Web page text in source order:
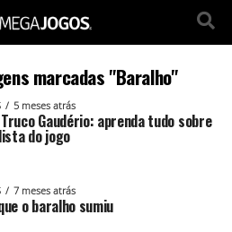
marcadas "Baralho"
5 meses atrás
Gaudério: aprenda tudo sobre
do jogo
7 meses atrás
o baralho sumiu